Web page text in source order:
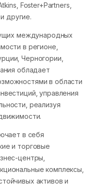
Foster+Рartners,
другие.
международных
в регионе,
Черногории,
обладает
в области
управления
реализуя
в себя
и торговые
центры,
комплексы,
активов и